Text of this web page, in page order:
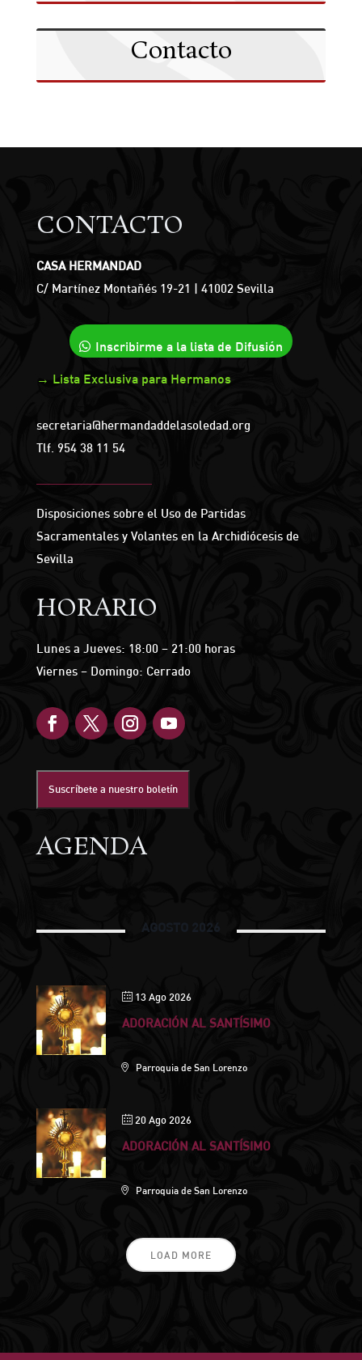
Contacto
CONTACTO
CASA HERMANDAD
C/ Martínez Montañés 19-21 | 41002 Sevilla
Inscribirme a la lista de Difusión
→ Lista Exclusiva para Hermanos
secretaria@hermandaddelasoledad.org
Tlf. 954 38 11 54
Disposiciones sobre el Uso de Partidas
Sacramentales y Volantes en la Archidiócesis de
Sevilla
HORARIO
Lunes a Jueves: 18:00 – 21:00 horas
Viernes – Domingo: Cerrado
Suscríbete a nuestro boletín
AGENDA
AGOSTO 2026
13 Ago 2026
ADORACIÓN AL SANTÍSIMO
Parroquia de San Lorenzo
20 Ago 2026
ADORACIÓN AL SANTÍSIMO
Parroquia de San Lorenzo
LOAD MORE